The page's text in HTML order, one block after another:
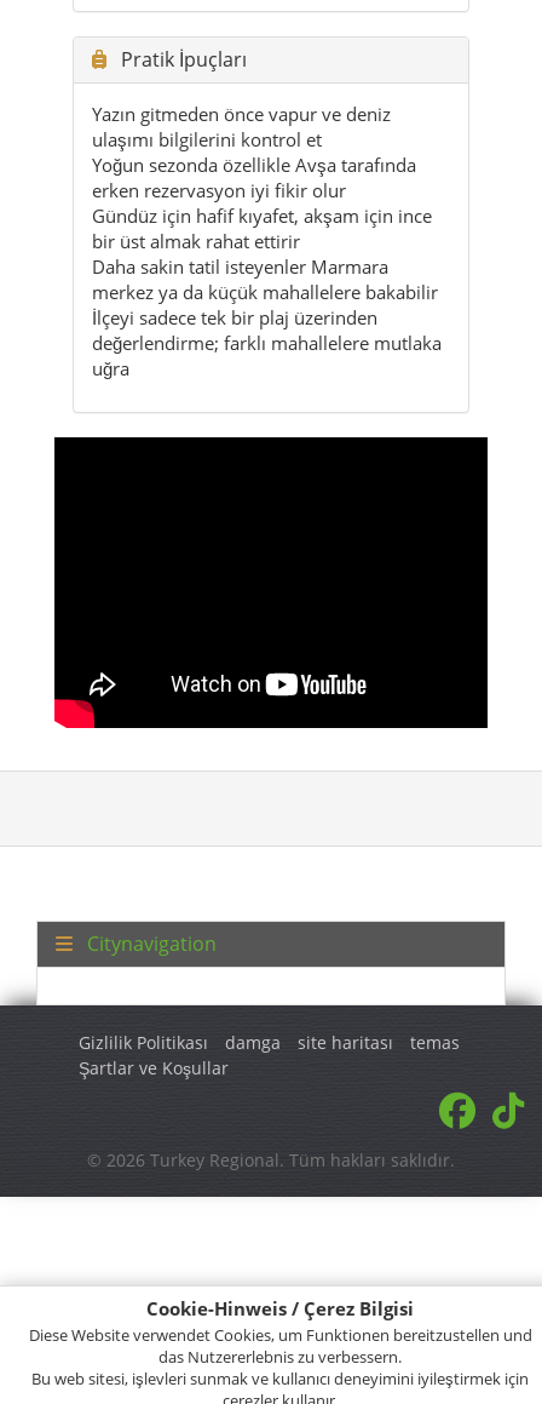
Cookie-Hinweis / Çerez Bilgisi
Diese Website verwendet Cookies, um Funktionen bereitzustellen und
das Nutzererlebnis zu verbessern.
Bu web sitesi, işlevleri sunmak ve kullanıcı deneyimini iyileştirmek için
Pratik İpuçları
Yazın gitmeden önce vapur ve deniz
ulaşımı bilgilerini kontrol et
Yoğun sezonda özellikle Avşa tarafında
erken rezervasyon iyi fikir olur
Gündüz için hafif kıyafet, akşam için ince
bir üst almak rahat ettirir
Daha sakin tatil isteyenler Marmara
merkez ya da küçük mahallelere bakabilir
İlçeyi sadece tek bir plaj üzerinden
değerlendirme; farklı mahallelere mutlaka
uğra
Citynavigation
Gizlilik Politikası damga site haritası
temas
Şartlar ve Koşullar
© 2026 Turkey Regional. Tüm hakları saklıdır.